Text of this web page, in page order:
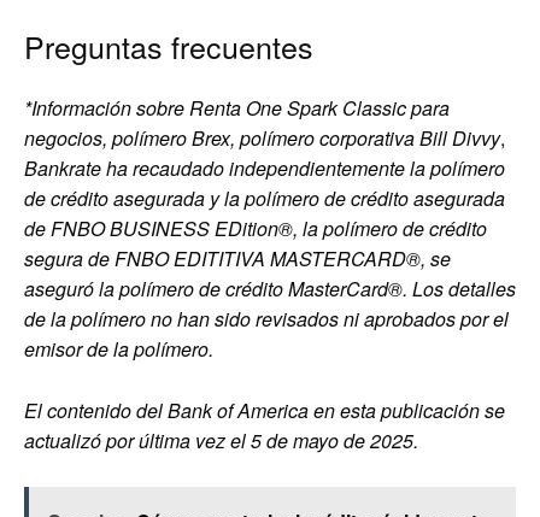
Preguntas frecuentes
*Información sobre Renta One Spark Classic para
negocios, polímero Brex, polímero corporativa Bill Divvy,
Bankrate ha recaudado independientemente la polímero
de crédito asegurada y la polímero de crédito asegurada
de FNBO BUSINESS EDition®, la polímero de crédito
segura de FNBO EDITITIVA MASTERCARD®, se
aseguró la polímero de crédito MasterCard®. Los detalles
de la polímero no han sido revisados ​​ni aprobados por el
emisor de la polímero.
El contenido del Bank of America en esta publicación se
actualizó por última vez el 5 de mayo de 2025.